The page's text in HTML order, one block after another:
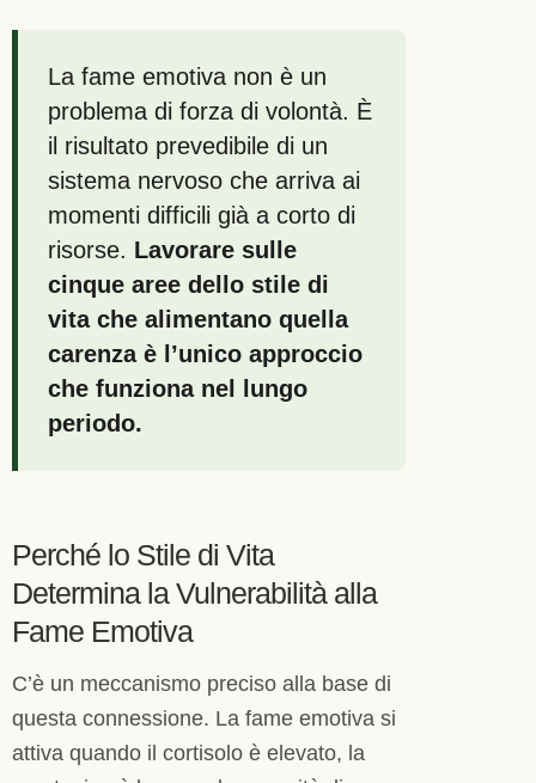
La fame emotiva non è un
problema di forza di volontà. È
il risultato prevedibile di un
sistema nervoso che arriva ai
momenti difficili già a corto di
risorse. Lavorare sulle
cinque aree dello stile di
vita che alimentano quella
carenza è l’unico approccio
che funziona nel lungo
periodo.
Perché lo Stile di Vita
Determina la Vulnerabilità alla
Fame Emotiva
C’è un meccanismo preciso alla base di
questa connessione. La fame emotiva si
attiva quando il cortisolo è elevato, la